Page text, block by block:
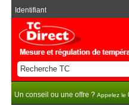
Identifiant
Un conseil ou une offre ? Appelez le